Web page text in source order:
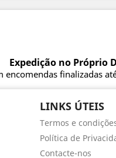
Expedição no Próprio
encomendas finalizadas
LINKS ÚTEIS
Termos e
Política de
Contacte-nos